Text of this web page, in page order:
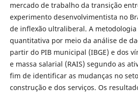
mercado de trabalho da transição
experimento desenvolvimentista no
de inflexão ultraliberal. A
quantitativa por meio da análise de
partir do PIB municipal (IBGE) e dos
e massa salarial (RAIS) segundo as
fim de identificar as mudanças no
construção e dos serviços. Os